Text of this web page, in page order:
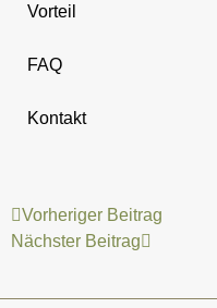
Vorteil
FAQ
Kontakt
Vorheriger Beitrag
Nächster Beitrag